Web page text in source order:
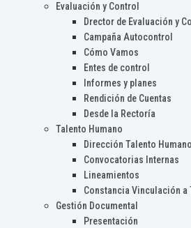
Evaluación y Control
Drector de Evaluación y
Campaña Autocontrol
Cómo Vamos
Entes de control
Informes y planes
Rendición de Cuentas
Desde la Rectoría
Talento Humano
Dirección Talento Humano
Convocatorias Internas
Lineamientos
Constancia Vinculación a
Gestión Documental
Presentación